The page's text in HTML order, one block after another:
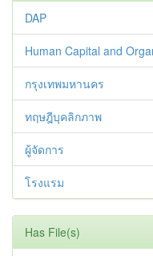
DAP
Human Capital and
กรุงเทพมหานคร
ทฤษฎีบุคลิกภาพ
ผู้จัดการ
โรงแรม
Has File(s)